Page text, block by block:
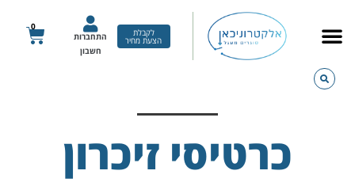
לקבלת
הצעת מחיר
התחברות
חשבון
0
עגלת
כרטיסי זיכרון